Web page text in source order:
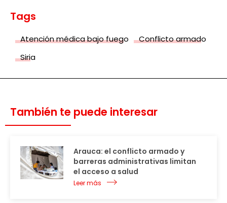
Tags
Atención médica bajo fuego
Conflicto armado
Siria
También te puede interesar
Arauca: el conflicto armado y
barreras administrativas limitan
el acceso a salud
Leer más